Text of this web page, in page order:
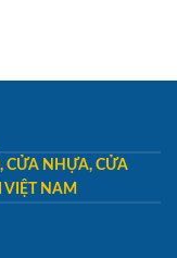
CỬA NHỰA, CỬA
VIỆT NAM